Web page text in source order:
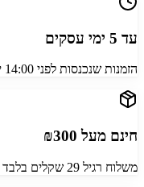
עד 5 ימי עסקים
הזמנות שנכנסות לפני 14:00 יוצאות באותו יום
חינם מעל ₪300
משלוח רגיל 29 שקלים בלבד